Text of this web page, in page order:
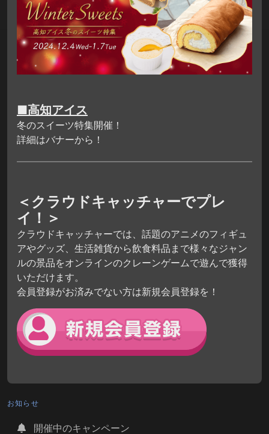
■高知アイス
冬のスイーツ特集開催！
詳細はバナーから！
＜クラウドキャッチャーでプレ
イ！＞
クラウドキャッチャーでは、話題のアニメのフィギュ
アやグッズ、生活雑貨から飲食料品まで様々なジャン
ルの景品をオンラインのクレーンゲームで遊んで獲得
いただけます。
会員登録がお済みでない方は新規会員登録を！
お知らせ
開催中のキャンペーン